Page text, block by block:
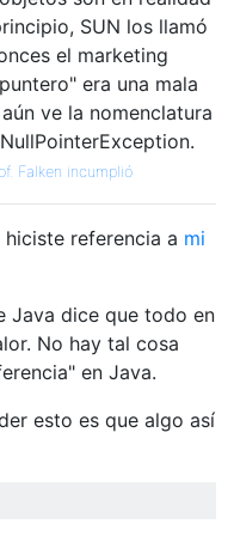
SUN los llamó
el marketing
era una mala
ve la nomenclatura
Falken incumplió
referencia a mi
Java dice que todo en
No hay tal cosa
en Java.
esto es que algo así